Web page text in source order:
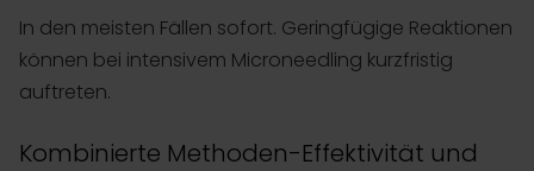
In den meisten Fällen sofort. Geringfügige Reaktionen
können bei intensivem Microneedling kurzfristig
auftreten.
Kombinierte Methoden-Effektivität und